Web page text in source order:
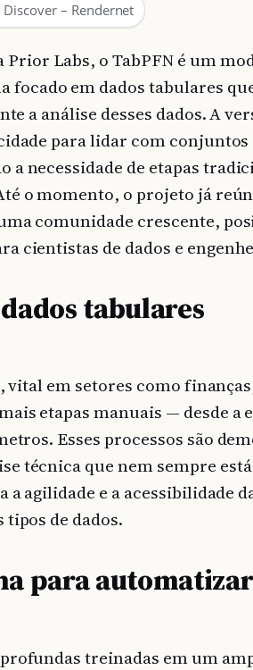
Discover – Rendernet
Labs, o TabPFN é um
focado em dados tabulares
a análise desses dados. A
para lidar com conjuntos
necessidade de etapas
o momento, o projeto já
comunidade crescente,
cientistas de dados e
tabulares
em setores como
etapas manuais — desde a
Esses processos são
técnica que nem sempre
agilidade e a acessibilidade
tipos de dados.
para
treinadas em um